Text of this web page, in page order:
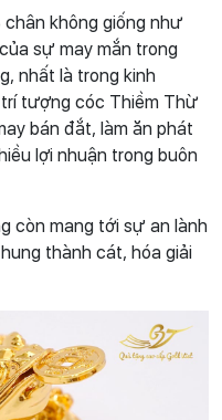
không giống như
sự may mắn trong
nhất là trong kinh
tượng cóc Thiềm Thừ
bán đắt, làm ăn phát
lợi nhuận trong buôn
còn mang tới sự an lành
thành cát, hóa giải